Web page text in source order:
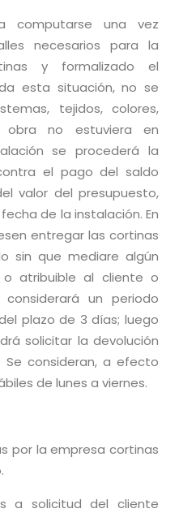
computarse una vez
necesarios para la
y formalizado el
esta situación, no se
tejidos, colores,
no estuviera en
se procederá la
el pago del saldo
valor del presupuesto,
de la instalación. En
entregar las cortinas
sin que mediare algún
atribuible al cliente o
un periodo
plazo de 3 días; luego
solicitar la devolución
consideran, a efecto
de lunes a viernes.
por la empresa cortinas
a solicitud del cliente